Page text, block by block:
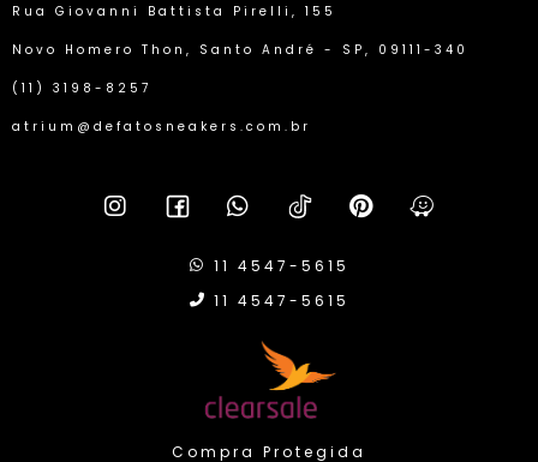
Rua Giovanni Battista Pirelli, 155
Novo Homero Thon, Santo André - SP, 09111-340
(11) 3198-8257
atrium@defatosneakers.com.br
11 4547-5615
11 4547-5615
Compra Protegida